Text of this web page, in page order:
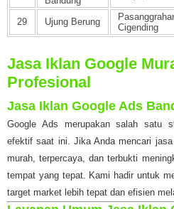
29
Ujung Berung
Cigending
Jasa Iklan Google
Profesional
Jasa Iklan Google Ads
Google Ads merupakan salah satu
efektif saat ini. Jika Anda mencari
murah, terpercaya, dan terbukti
tempat yang tepat. Kami hadir untuk
target market lebih tepat dan efisien